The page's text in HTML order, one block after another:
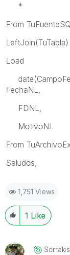
*
From
LeftJoin(TuTabla)
Load
FechaNL,
FDNL,
MotivoNL
From
Saludos,
1,751 Views
1 Like